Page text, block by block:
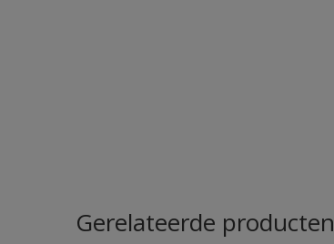
Gerelateerde producten